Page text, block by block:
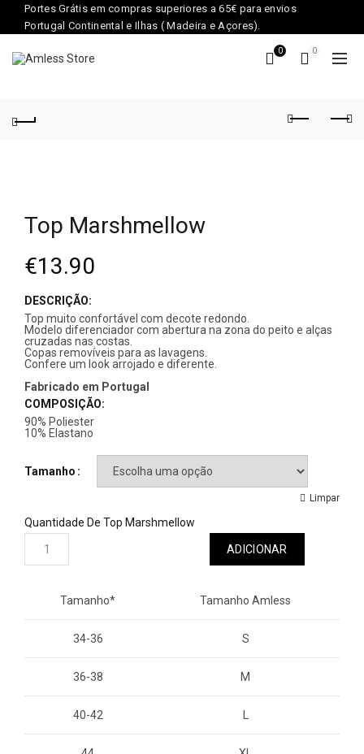
Portes Grátis em compras superiores a 65€ para envios
Portugal Continental e Ilhas ( Madeira e Açores).
0 0
Top Marshmellow
€13.90
DESCRIÇÃO:
Top muito confortável com decote redondo.
Modelo diferenciador com abertura na zona do peito e alças
cruzadas nas costas.
Copas removíveis para as lavagens.
Confere um look arrojado e diferente.
Fabricado em Portugal
COMPOSIÇÃO:
90% Poliester
10% Elastano
Tamanho
Limpar
Quantidade De Top Marshmellow
ADICIONAR
Tamanho* Tamanho Amless
34-36 S
36-38 M
40-42